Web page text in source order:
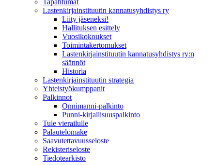
Tapahtumat
Lastenkirjainstituutin kannatusyhdistys ry
Liity jäseneksi!
Hallituksen esittely
Vuosikokoukset
Toimintakertomukset
Lastenkirjainstituutin kannatusyhdistys ry:n
säännöt
Historia
Lastenkirjainstituutin strategia
Yhteistyökumppanit
Palkinnot
Onnimanni-palkinto
Punni-kirjallisuuspalkinto
Tule vierailulle
Palautelomake
Saavutettavuusseloste
Rekisteriseloste
Tiedotearkisto